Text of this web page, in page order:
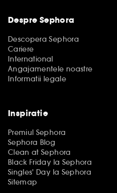
Despre Sephora
Descopera Sephora
Cariere
International
Angajamentele noastre
Informatii legale
Inspiratie
Premiul Sephora
Sephora Blog
Clean at Sephora
Black Friday la Sephora
Singles' Day la Sephora
Sitemap